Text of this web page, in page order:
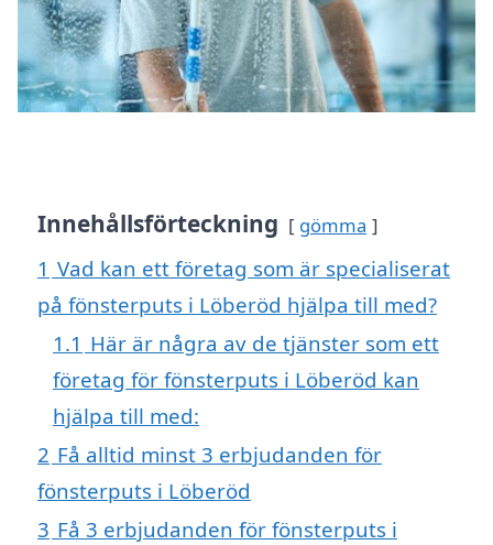
Innehållsförteckning gömma
1 Vad kan ett företag som är specialiserat
på fönsterputs i Löberöd hjälpa till med?
1.1 Här är några av de tjänster som ett
företag för fönsterputs i Löberöd kan
hjälpa till med:
2 Få alltid minst 3 erbjudanden för
fönsterputs i Löberöd
3 Få 3 erbjudanden för fönsterputs i